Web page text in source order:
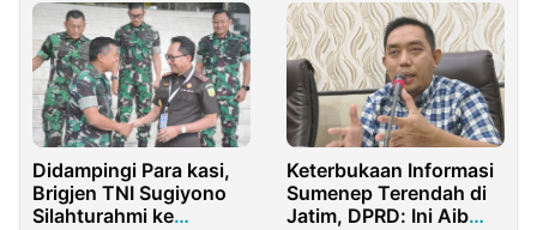
Didampingi Para kasi,
Brigjen TNI Sugiyono
Silahturahmi ke
Keterbukaan Informasi
Sumenep Terendah di
Jatim, DPRD: Ini Aib